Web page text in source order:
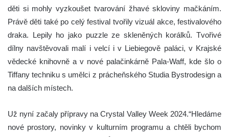
děti si mohly vyzkoušet tvarování žhavé skloviny mačkáním.
Právě děti také po celý festival tvořily vizuál akce, festivalového
draka. Lepily ho jako puzzle ze skleněných korálků. Tvořivé
dílny navštěvovali malí i velcí i v Liebiegově paláci, v Krajské
vědecké knihovně a v nové palačinkárně Pala-Waff, kde šlo o
Tiffany techniku s umělci z prácheňského Studia Bystrodesign a
na dalších místech.
Už nyní začaly přípravy na Crystal Valley Week 2024.“Hledáme
nové prostory, novinky v kulturním programu a chtěli bychom